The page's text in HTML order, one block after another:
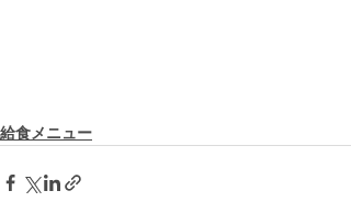
給食メニュー